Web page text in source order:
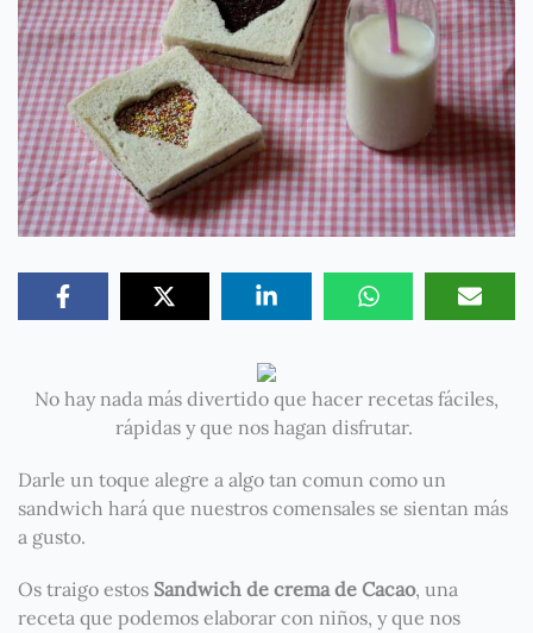
No hay nada más divertido que hacer recetas fáciles,
rápidas y que nos hagan disfrutar.
Darle un toque alegre a algo tan comun como un
sandwich hará que nuestros comensales se sientan más
a gusto.
Os traigo estos Sandwich de crema de Cacao, una
receta que podemos elaborar con niños, y que nos